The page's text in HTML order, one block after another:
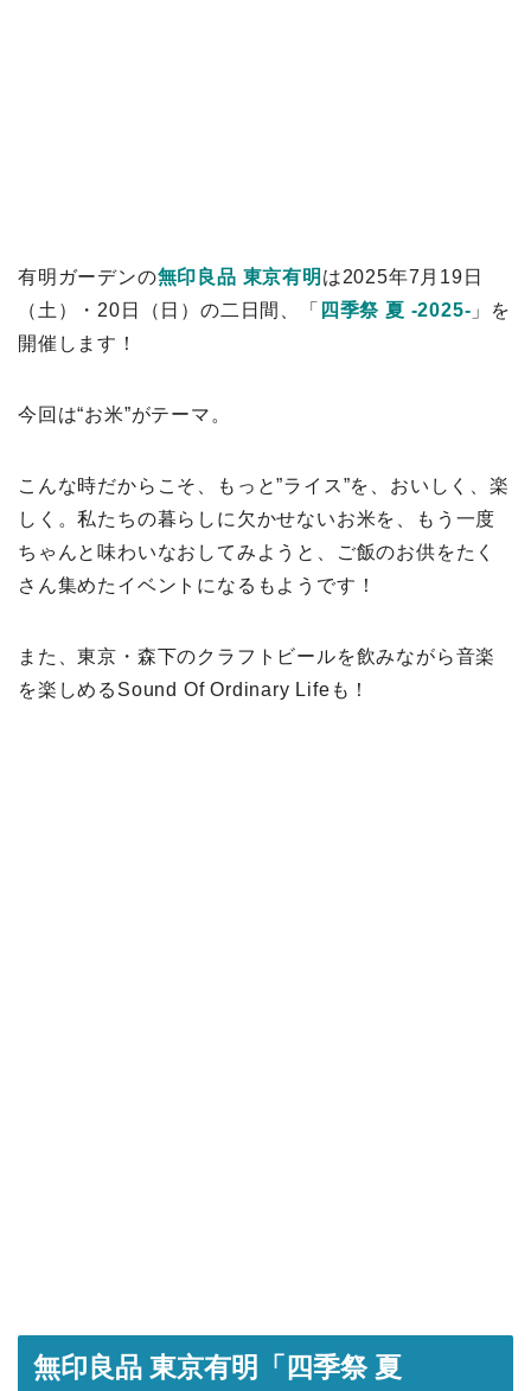
有明ガーデンの無印良品 東京有明 は2025年7月19日
（土）・20日（日）の二日間、「 四季祭 夏 -2025- 」を
開催します！
今回は“お米”がテーマ。
こんな時だからこそ、もっと”ライス”を、おいしく、楽
しく。私たちの暮らしに欠かせないお米を、もう一度
ちゃんと味わいなおしてみようと、ご飯のお供をたく
さん集めたイベントになるもようです！
また、東京・森下のクラフトビールを飲みながら音楽
を楽しめるSound Of Ordinary Lifeも！
無印良品 東京有明「四季祭 夏